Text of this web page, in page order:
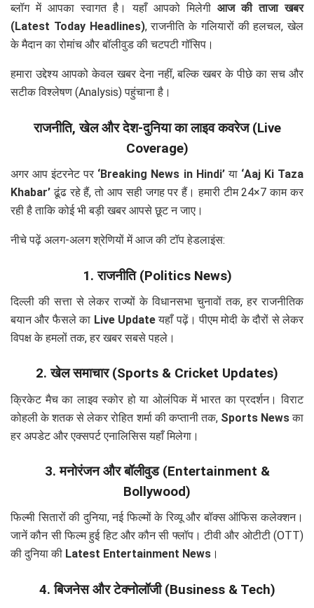
ब्लॉग में आपका स्वागत है। यहाँ आपको मिलेगी आज की ताजा खबर
(Latest Today Headlines), राजनीति के गलियारों की हलचल, खेल
के मैदान का रोमांच और बॉलीवुड की चटपटी गॉसिप।
हमारा उद्देश्य आपको केवल खबर देना नहीं, बल्कि खबर के पीछे का सच और
सटीक विश्लेषण (Analysis) पहुंचाना है।
राजनीति, खेल और देश-दुनिया का लाइव कवरेज (Live
Coverage)
अगर आप इंटरनेट पर ‘Breaking News in Hindi’या ‘Aaj Ki Taza
Khabar’ ढूंढ रहे हैं, तो आप सही जगह पर हैं। हमारी टीम 24×7 काम कर
रही है ताकि कोई भी बड़ी खबर आपसे छूट न जाए।
नीचे पढ़ें अलग-अलग श्रेणियों में आज की टॉप हेडलाइंस:
1. राजनीति (Politics News)
दिल्ली की सत्ता से लेकर राज्यों के विधानसभा चुनावों तक, हर राजनीतिक
बयान और फैसले का Live Updateयहाँ पढ़ें। पीएम मोदी के दौरों से लेकर
विपक्ष के हमलों तक, हर खबर सबसे पहले।
2. खेल समाचार (Sports & Cricket Updates)
क्रिकेट मैच का लाइव स्कोर हो या ओलंपिक में भारत का प्रदर्शन। विराट
कोहली के शतक से लेकर रोहित शर्मा की कप्तानी तक, Sports Newsका
हर अपडेट और एक्सपर्ट एनालिसिस यहाँ मिलेगा।
3. मनोरंजन और बॉलीवुड (Entertainment &
Bollywood)
फिल्मी सितारों की दुनिया, नई फिल्मों के रिव्यू और बॉक्स ऑफिस कलेक्शन।
जानें कौन सी फिल्म हुई हिट और कौन सी फ्लॉप। टीवी और ओटीटी (OTT)
की दुनिया की Latest Entertainment News ।
4. बिजनेस और टेक्नोलॉजी (Business & Tech)